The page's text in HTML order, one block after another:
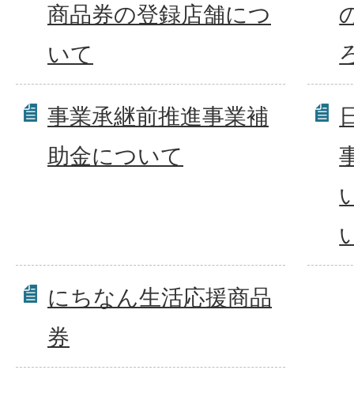
商品券の登録店舗につ
いて
事業承継前推進事業補
助金について
にちなん生活応援商品
券